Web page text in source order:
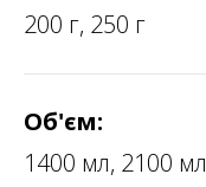
200 г, 250 г
Об'єм:
1400 мл, 2100 мл